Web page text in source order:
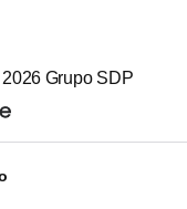
2026 Grupo SDP